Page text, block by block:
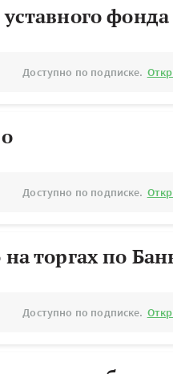
фонда
Доступно по подписке.
Доступно по подписке.
торгах по
Доступно по подписке.